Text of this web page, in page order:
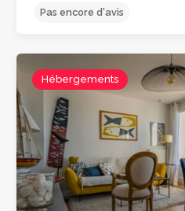
Pas encore d'avis
Hébergements